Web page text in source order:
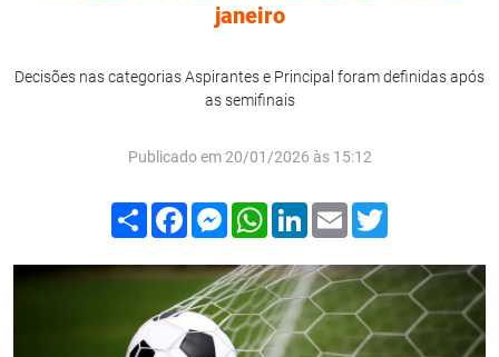
janeiro
Decisões nas categorias Aspirantes e Principal foram definidas após
as semifinais
Publicado em 20/01/2026 às 15:12
Compartilhar
FacebookMessenger
WhatsApp
LinkedIn
Email